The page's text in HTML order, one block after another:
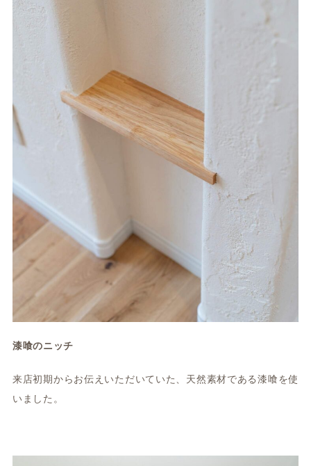
漆喰のニッチ
来店初期からお伝えいただいていた、天然素材である漆喰を使
いました。